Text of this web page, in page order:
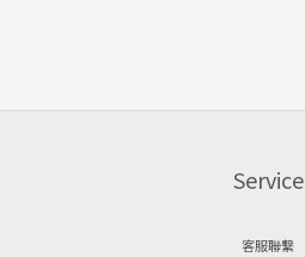
Service
客服聯繫